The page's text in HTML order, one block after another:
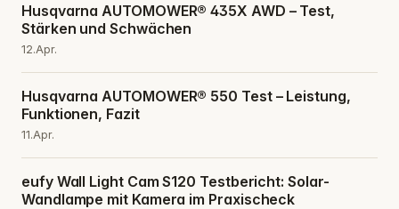
Husqvarna AUTOMOWER® 435X AWD – Test,
Stärken und Schwächen
12.Apr.
Husqvarna AUTOMOWER® 550 Test – Leistung,
Funktionen, Fazit
11.Apr.
eufy Wall Light Cam S120 Testbericht: Solar-
Wandlampe mit Kamera im Praxischeck